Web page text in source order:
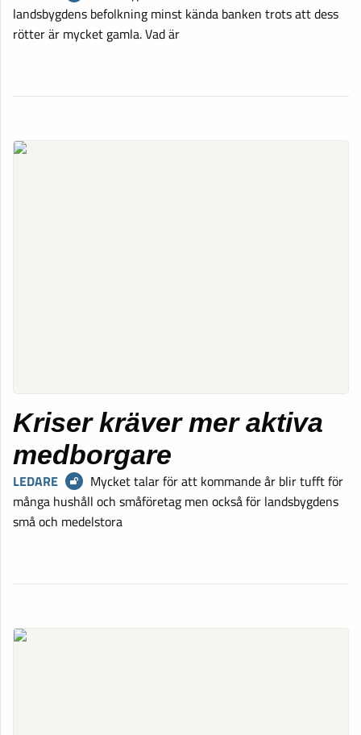
landsbygdens befolkning minst kända banken trots att dess
rötter är mycket gamla. Vad är
Kriser kräver mer aktiva
medborgare
LEDARE
Mycket talar för att kommande år blir tufft för
många hushåll och småföretag men också för landsbygdens
små och medelstora